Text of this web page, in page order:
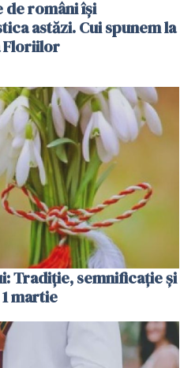
de români îşi
astăzi. Cui spunem la
Floriilor
Tradiție, semnificație și
martie